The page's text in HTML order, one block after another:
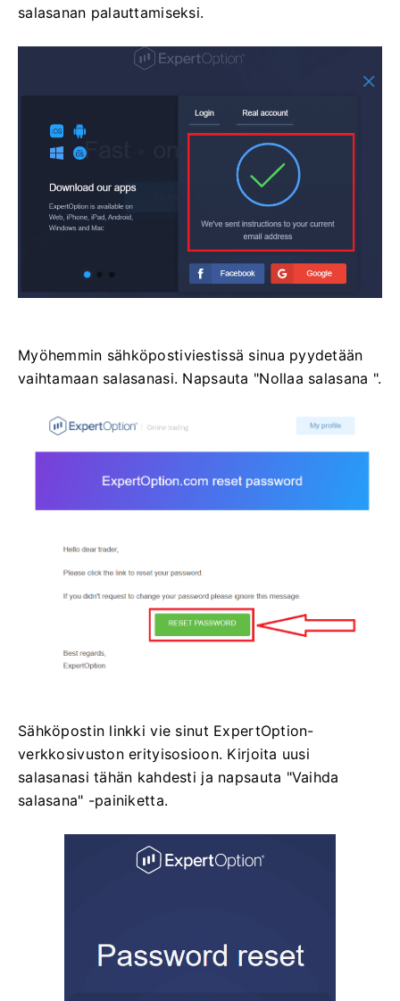
salasanan palauttamiseksi.
Myöhemmin sähköpostiviestissä sinua pyydetään
vaihtamaan salasanasi. Napsauta "Nollaa salasana ".
Sähköpostin linkki vie sinut ExpertOption-
verkkosivuston erityisosioon. Kirjoita uusi
salasanasi tähän kahdesti ja napsauta "Vaihda
salasana" -painiketta.